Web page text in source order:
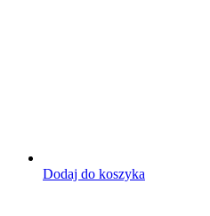
Dodaj do koszyka